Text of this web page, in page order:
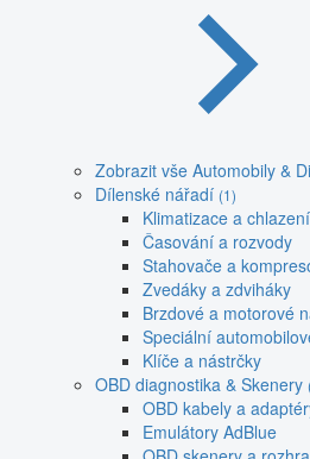
Zobrazit vše Automobily &
Dílenské nářadí (1)
Klimatizace a chlazení
Časování a rozvody
Stahovače a
Zvedáky a zdviháky
Brzdové a motorové
Speciální
Klíče a nástrčky
OBD diagnostika & Skenery
OBD kabely a
Emulátory AdBlue